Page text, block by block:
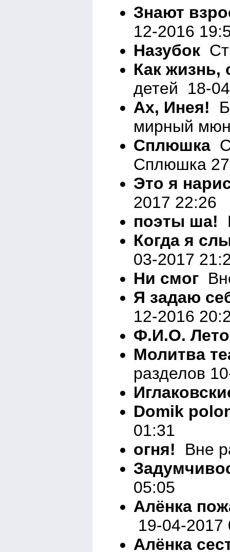
Знают
12-2016
Назубок
Как
детей 18-
Ах, Инея!
мирный
Сплюшка
Сплюшка
Это я
2017 22:26
поэты ша!
Когда я
03-2017
Ни смог
Я задаю
12-2016
Ф.И.О.
Молитва
разделов
Domik
01:31
огня! Вне
05:05
Алёнка
19-04-2017
Алёнка